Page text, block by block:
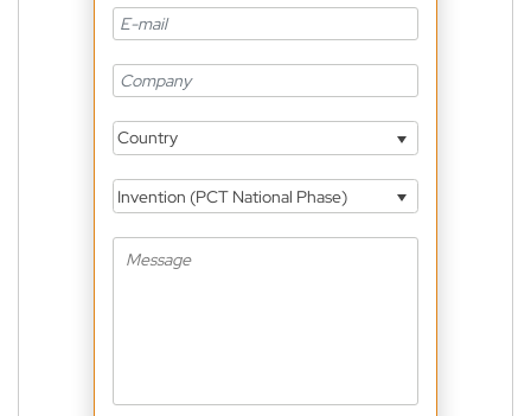
Country
Invention (PCT National Phase)